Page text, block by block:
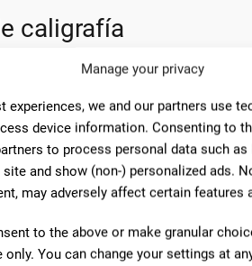
Manage your privacy
experiences, we and our partners use
device information. Consenting to
to process personal data such
and show (non-) personalized ads.
may adversely affect certain features
to the above or make granular
You can change your settings at
caligrafía
también presenta otrosbeneficios
guía la mano para un trazo firme
la práctica constante, esencial
requiere tiempo y dedicación,